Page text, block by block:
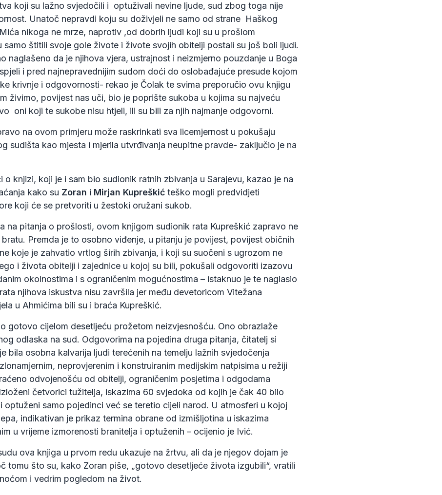
koji su lažno svjedočili i optuživali nevine ljude, sud zbog toga nije
Unatoč nepravdi koju su doživjeli ne samo od strane Haškog
nikoga ne mrze, naprotiv ,od dobrih ljudi koji su u prošlom
samo štitili svoje gole živote i živote svojih obitelji postali su još boli ljudi.
naglašeno da je njihova vjera, ustrajnost i neizmjerno pouzdanje u Boga
i pred najnepravednijim sudom doći do oslobađajuće presude kojom
krivnje i odgovornosti- rekao je Čolak te svima preporučio ovu knjigu
živimo, povijest nas uči, bio je poprište sukoba u kojima su najveću
oni koji te sukobe nisu htjeli, ili su bili za njih najmanje odgovorni.
na ovom primjeru može raskrinkati sva licemjernost u pokušaju
sudišta kao mjesta i mjerila utvrđivanja neupitne pravde- zaključio je na
o knjizi, koji je i sam bio sudionik ratnih zbivanja u Sarajevu, kazao je na
kako su Zoran i Mirjan Kupreškić teško mogli predvidjeti
koji će se pretvoriti u žestoki oružani sukob.
na pitanja o prošlosti, ovom knjigom sudionik rata Kupreškić zapravo ne
Premda je to osobno viđenje, u pitanju je povijest, povijest običnih
koje je zahvatio vrtlog širih zbivanja, i koji su suočeni s ugrozom ne
i života obitelji i zajednice u kojoj su bili, pokušali odgovoriti izazovu
okolnostima i s ograničenim mogućnostima – istaknuo je te naglasio
njihova iskustva nisu završila jer među devetoricom Vitežana
u Ahmićima bili su i braća Kupreškić.
gotovo cijelom desetljeću prožetom neizvjesnošću. Ono obrazlaže
odlaska na sud. Odgovorima na pojedina druga pitanja, čitatelj si
bila osobna kalvarija ljudi terećenih na temelju lažnih svjedočenja
neprovjerenim i konstruiranim medijskim natpisima u režiji
odvojenošću od obitelji, ograničenim posjetima i odgodama
četvorici tužitelja, iskazima 60 svjedoka od kojih je čak 40 bilo
optuženi samo pojedinci već se teretio cijeli narod. U atmosferi u kojoj
indikativan je prikaz termina obrane od izmišljotina u iskazima
u vrijeme izmorenosti branitelja i optuženih – ocijenio je Ivić.
ova knjiga u prvom redu ukazuje na žrtvu, ali da je njegov dojam je
tomu što su, kako Zoran piše, „gotovo desetljeće života izgubili“, vratili
i vedrim pogledom na život.